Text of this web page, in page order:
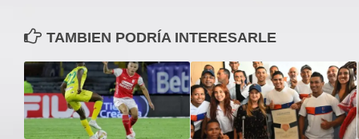
TAMBIEN PODRÍA INTERESARLE